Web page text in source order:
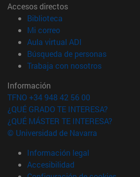
Accesos directos
Biblioteca
Mi correo(abre en nueva
Aula virtual ADI
Búsqueda de personas(abre en
Trabaja con nosotros(abre en
Información
TFNO +34 948 42 56 00
¿QUÉ GRADO TE INTERESA?
¿QUÉ MÁSTER TE INTERESA?
© Universidad de Navarra
Información legal
Accesibilidad